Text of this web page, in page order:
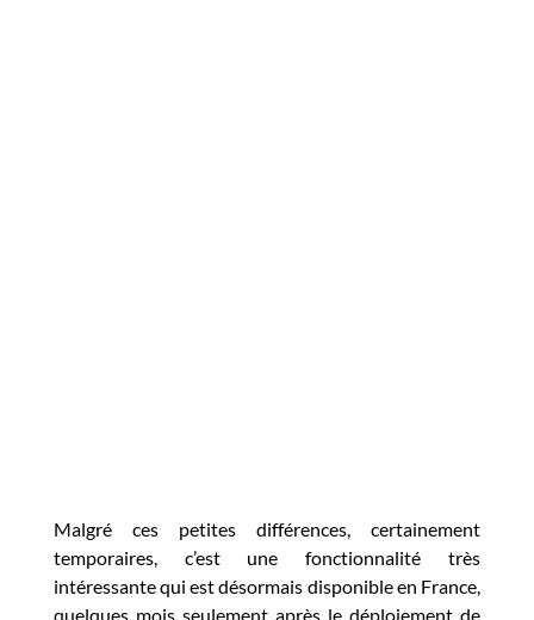
Malgré ces petites différences, certainement
temporaires, c’est une fonctionnalité très
intéressante qui est désormais disponible en France,
quelques mois seulement après le déploiement de